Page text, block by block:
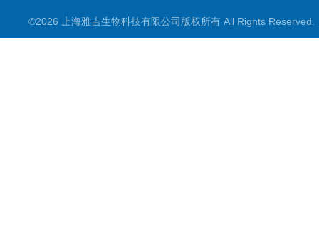
©2026 上海雅吉生物科技有限公司版权所有 All Rights